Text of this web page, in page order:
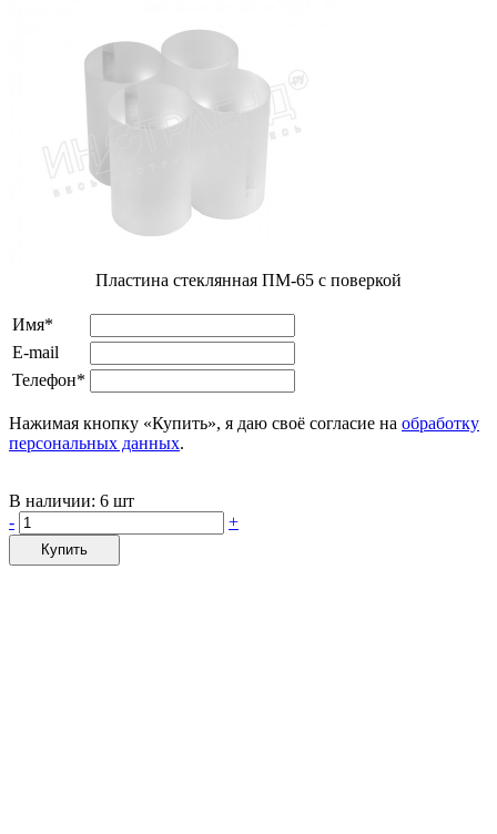
Пластина стеклянная ПМ-65 с поверкой
Имя*
E-mail
Телефон*
Нажимая кнопку «Купить», я даю своё согласие на обработку
персональных данных.
В наличии: 6 шт
-
+
Купить